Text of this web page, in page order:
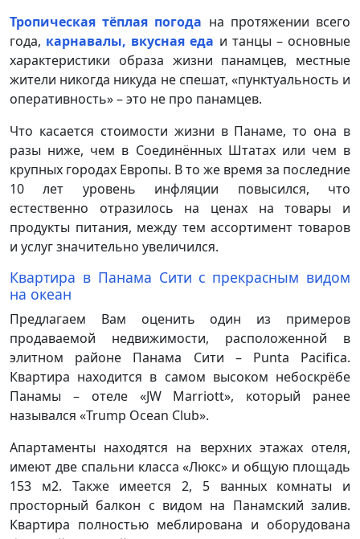
Тропическая тёплая погода на протяжении всего
года, карнавалы, вкусная еда и танцы – основные
характеристики образа жизни панамцев, местные
жители никогда никуда не спешат, «пунктуальность и
оперативность» – это не про панамцев.
Что касается стоимости жизни в Панаме, то она в
разы ниже, чем в Соединённых Штатах или чем в
крупных городах Европы. В то же время за последние
10 лет уровень инфляции повысился, что
естественно отразилось на ценах на товары и
продукты питания, между тем ассортимент товаров
и услуг значительно увеличился.
Квартира в Панама Сити с прекрасным видом
на океан
Предлагаем Вам оценить один из примеров
продаваемой недвижимости, расположенной в
элитном районе Панама Сити – Punta Pacifica.
Квартира находится в самом высоком небоскрёбе
Панамы – отеле «JW Marriott», который ранее
назывался «Trump Ocean Club».
Апартаменты находятся на верхних этажах отеля,
имеют две спальни класса «Люкс» и общую площадь
153 м2. Также имеется 2, 5 ванных комнаты и
просторный балкон с видом на Панамский залив.
Квартира полностью меблирована и оборудована